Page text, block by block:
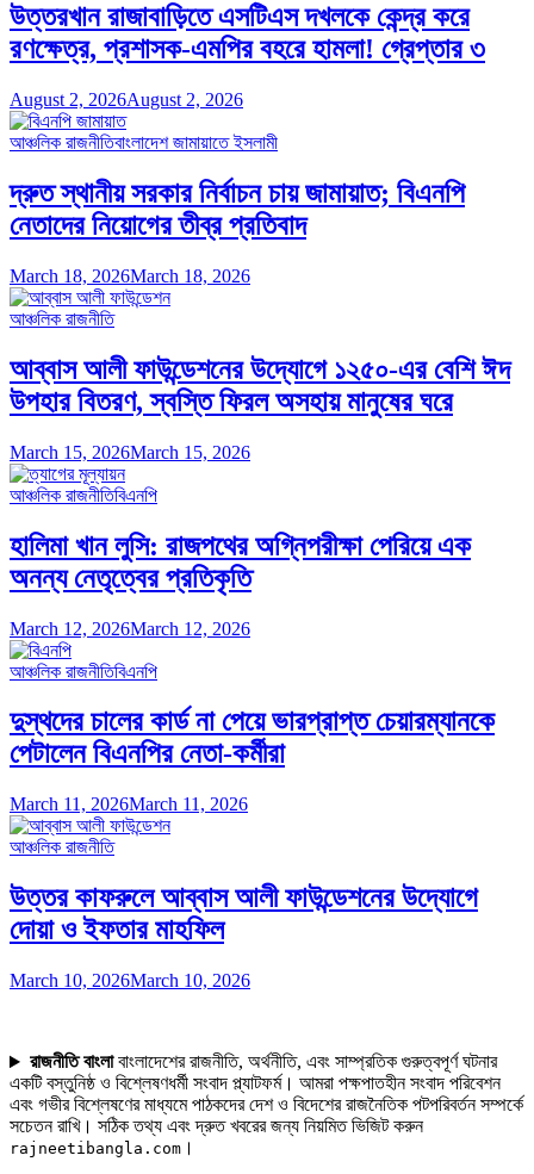
উত্তরখান রাজাবাড়িতে এসটিএস দখলকে কেন্দ্র করে
রণক্ষেত্র, প্রশাসক-এমপির বহরে হামলা! গ্রেপ্তার ৩
August 2, 2026August 2, 2026
আঞ্চলিক রাজনীতিবাংলাদেশ জামায়াতে ইসলামী
দ্রুত স্থানীয় সরকার নির্বাচন চায় জামায়াত; বিএনপি
নেতাদের নিয়োগের তীব্র প্রতিবাদ
March 18, 2026March 18, 2026
আঞ্চলিক রাজনীতি
আব্বাস আলী ফাউন্ডেশনের উদ্যোগে ১২৫০-এর বেশি ঈদ
উপহার বিতরণ, স্বস্তি ফিরল অসহায় মানুষের ঘরে
March 15, 2026March 15, 2026
আঞ্চলিক রাজনীতিবিএনপি
হালিমা খান লুসি: রাজপথের অগ্নিপরীক্ষা পেরিয়ে এক
অনন্য নেতৃত্বের প্রতিকৃতি
March 12, 2026March 12, 2026
আঞ্চলিক রাজনীতিবিএনপি
দুস্থদের চালের কার্ড না পেয়ে ভারপ্রাপ্ত চেয়ারম্যানকে
পেটালেন বিএনপির নেতা-কর্মীরা
March 11, 2026March 11, 2026
আঞ্চলিক রাজনীতি
উত্তর কাফরুলে আব্বাস আলী ফাউন্ডেশনের উদ্যোগে
দোয়া ও ইফতার মাহফিল
March 10, 2026March 10, 2026
রাজনীতি বাংলাবাংলাদেশের রাজনীতি, অর্থনীতি, এবং সাম্প্রতিক গুরুত্বপূর্ণ ঘটনার
একটি বস্তুনিষ্ঠ ও বিশ্লেষণধর্মী সংবাদ প্ল্যাটফর্ম। আমরা পক্ষপাতহীন সংবাদ পরিবেশন
এবং গভীর বিশ্লেষণের মাধ্যমে পাঠকদের দেশ ও বিদেশের রাজনৈতিক পটপরিবর্তন সম্পর্কে
সচেতন রাখি। সঠিক তথ্য এবং দ্রুত খবরের জন্য নিয়মিত ভিজিট করুন
rajneetibangla.com ।